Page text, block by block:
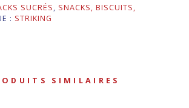
SUCRÉS, SNACKS, BISCUITS,
: STRIKING
SIMILAIRES